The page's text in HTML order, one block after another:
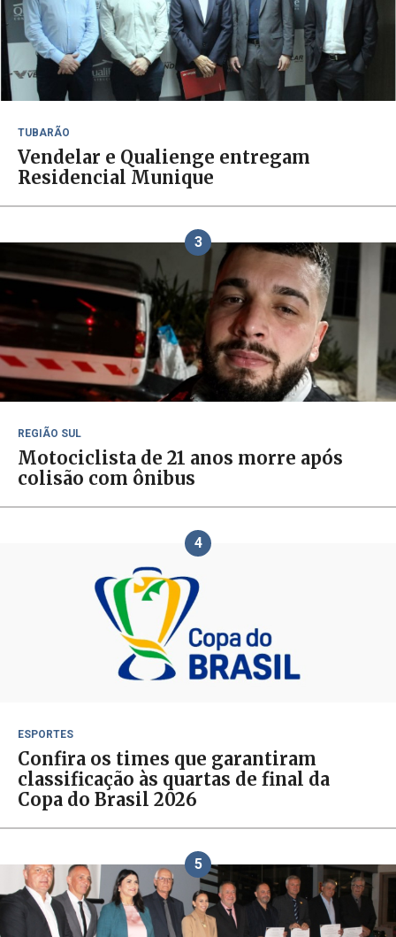
TUBARÃO
Vendelar e Qualienge entregam
Residencial Munique
3
REGIÃO SUL
Motociclista de 21 anos morre após
colisão com ônibus
4
ESPORTES
Confira os times que garantiram
classificação às quartas de final da
Copa do Brasil 2026
5